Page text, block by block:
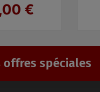
€
offres spéciales